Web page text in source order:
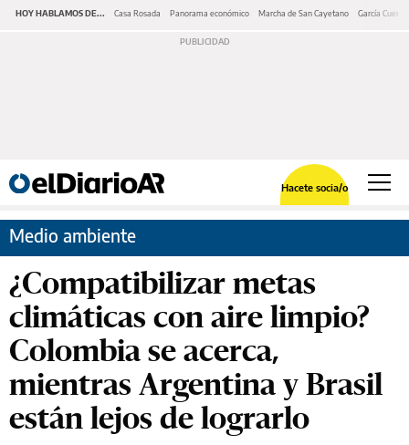
HOY HABLAMOS DE... Casa Rosada Panorama económico Marcha de San Cayetano García Cuerva
Hacete socia/o
Medio ambiente
¿Compatibilizar metas
climáticas con aire limpio?
Colombia se acerca,
mientras Argentina y Brasil
están lejos de lograrlo